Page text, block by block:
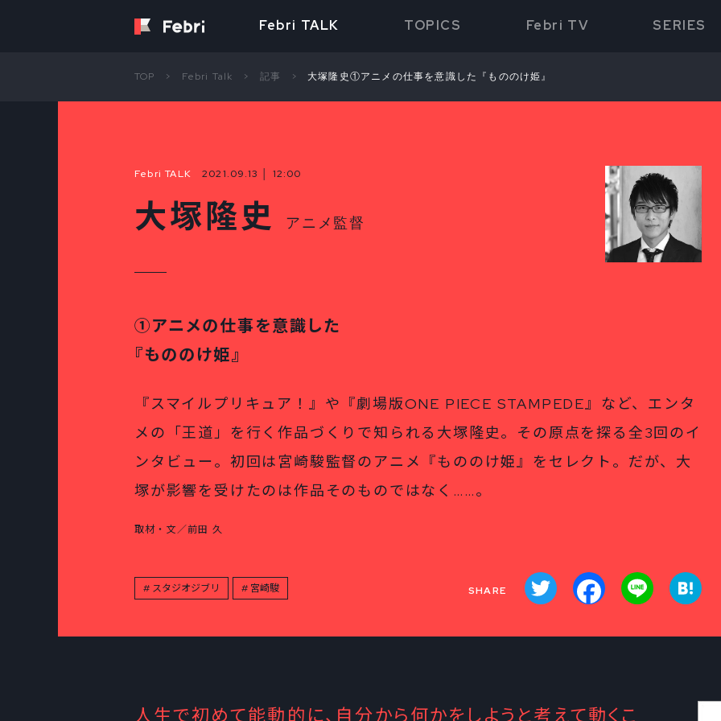
Febri TALK TOPICS Febri TV SERIES
TOP Febri Talk 記事 大塚隆史①アニメの仕事を意識した『もののけ姫』
Febri TALK 2021.09.13 │ 12:00
大塚隆史 アニメ監督
①アニメの仕事を意識した
『もののけ姫』
『スマイルプリキュア！』や『劇場版ONE PIECE STAMPEDE』など、エンタ
メの「王道」を行く作品づくりで知られる大塚隆史。その原点を探る全3回のイ
ンタビュー。初回は宮崎駿監督のアニメ『もののけ姫』をセレクト。だが、大
塚が影響を受けたのは作品そのものではなく……。
取材・文／前田 久
スタジオジブリ 宮崎駿
Twitter Facebook Line
人生で初めて能動的に、自分から何かをしようと考えて動くこ